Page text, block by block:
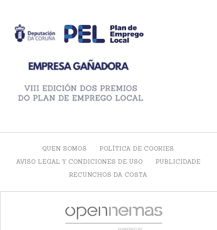
QUEN SOMOS
POLÍTICA DE COOKIES
AVISO LEGAL Y CONDICIONES DE USO
PUBLICIDADE
RECUNCHOS DA COSTA